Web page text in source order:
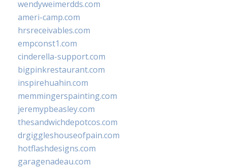
wendyweimerdds.com
ameri-camp.com
hrsreceivables.com
empconst1.com
cinderella-support.com
bigpinkrestaurant.com
inspirehuahin.com
memmingerspainting.com
jeremypbeasley.com
thesandwichdepotcos.com
drgiggleshouseofpain.com
hotflashdesigns.com
garagenadeau.com